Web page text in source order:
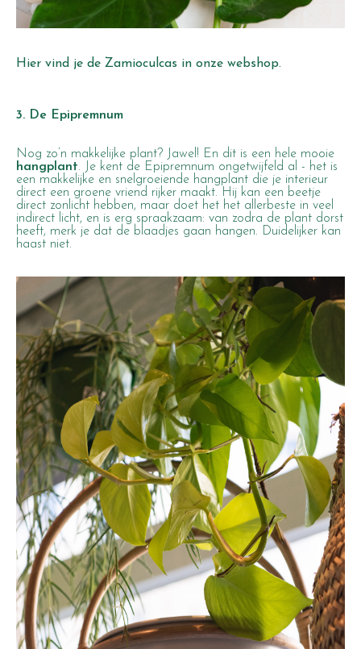
Hier vind je de Zamioculcas in onze webshop.
3. De Epipremnum
Nog zo’n makkelijke plant? Jawel! En dit is een hele mooie
hangplant. Je kent de Epipremnum ongetwijfeld al - het is
een makkelijke en snelgroeiende hangplant die je interieur
direct een groene vriend rijker maakt. Hij kan een beetje
direct zonlicht hebben, maar doet het het allerbeste in veel
indirect licht, en is erg spraakzaam: van zodra de plant dorst
heeft, merk je dat de blaadjes gaan hangen. Duidelijker kan
haast niet.